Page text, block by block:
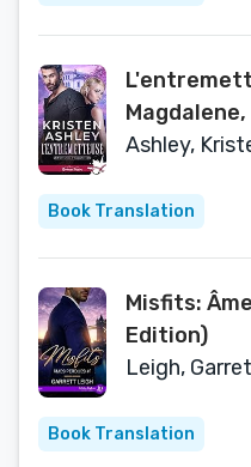
Magdalene,
Ashley,
Book Translation
Misfits:
Edition)
Leigh,
Book Translation